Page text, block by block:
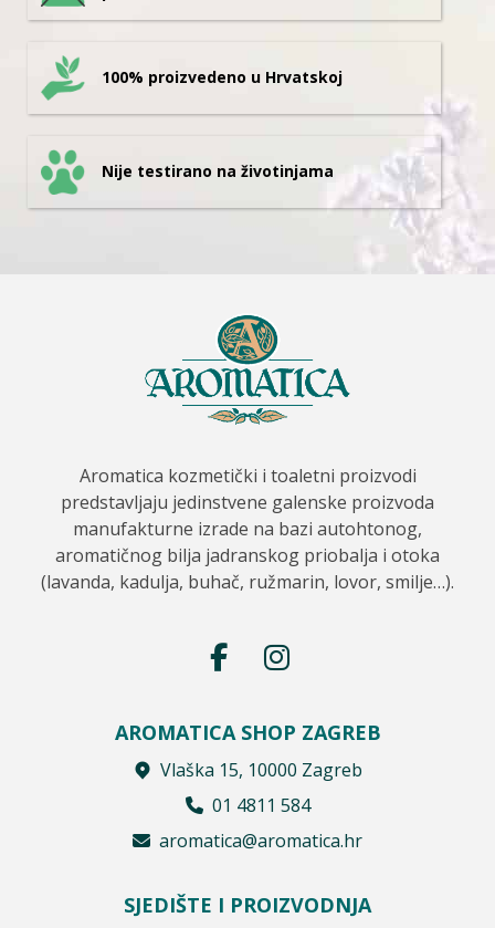
100% proizvedeno u Hrvatskoj
Nije testirano na životinjama
Aromatica kozmetički i toaletni proizvodi
predstavljaju jedinstvene galenske proizvoda
manufakturne izrade na bazi autohtonog,
aromatičnog bilja jadranskog priobalja i otoka
(lavanda, kadulja, buhač, ružmarin, lovor, smilje…).
AROMATICA SHOP ZAGREB
Vlaška 15, 10000 Zagreb
01 4811 584
aromatica@aromatica.hr
SJEDIŠTE I PROIZVODNJA